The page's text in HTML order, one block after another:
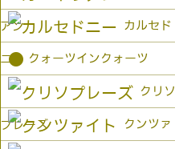
アン カルセド
ニー
● クォーツインクォーツ
クリソ
プレーズ クンツァ